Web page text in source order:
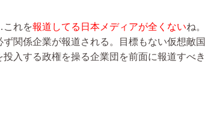
れを報道してる日本メディアが全くないね。
関係企業が報道される。目標もない仮想敵国
入する政権を操る企業団を前面に報道すべき